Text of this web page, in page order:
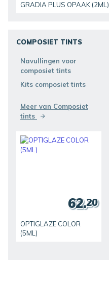
GRADIA PLUS OPAAK (2ML)
COMPOSIET TINTS
Navullingen voor
composiet tints
Kits composiet tints
Meer van Composiet
tints
OPTIGLAZE COLOR
(5ML)
62.20